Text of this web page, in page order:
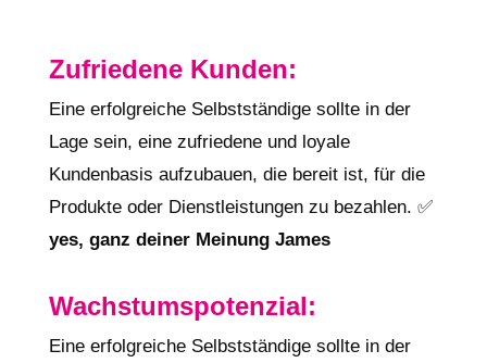
Zufriedene Kunden:
Eine erfolgreiche Selbstständige sollte in der
Lage sein, eine zufriedene und loyale
Kundenbasis aufzubauen, die bereit ist, für die
Produkte oder Dienstleistungen zu bezahlen. ✅
yes, ganz deiner Meinung James
Wachstumspotenzial:
Eine erfolgreiche Selbstständige sollte in der